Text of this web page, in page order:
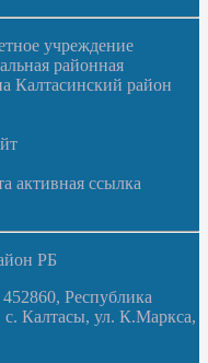
учреждение
районная
Калтасинский район
активная ссылка
РБ
Республика
с. Калтасы, ул. К.Маркса,